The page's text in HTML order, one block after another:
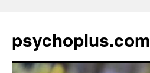
psychoplus.com